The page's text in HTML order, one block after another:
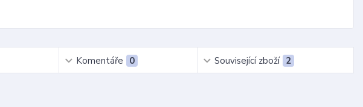
Komentáře 0 Související zboží 2